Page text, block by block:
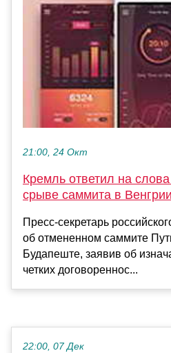
21:00, 24 Окт
Кремль ответил на
срыве саммита в Венгрии
Пресс-секретарь
об отмененном саммите
Будапеште, заявив об
четких договореннос...
22:00, 07 Дек